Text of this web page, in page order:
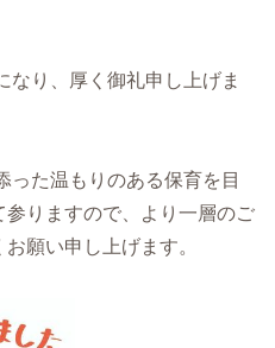
なり、厚く御礼申し上げま
った温もりのある保育を目
りますので、より一層のご
願い申し上げます。